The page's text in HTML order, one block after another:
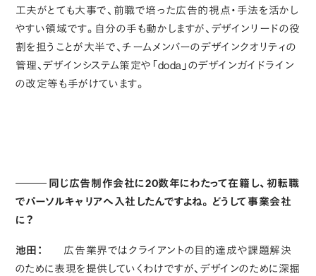
工夫がとても大事で、前職で培った広告的視点・手法を活かし
やすい領域です。自分の手も動かしますが、デザインリードの役
割を担うことが大半で、チームメンバーのデザインクオリティの
管理、デザインシステム策定や「doda」のデザインガイドライン
の改定等も手がけています。
同じ広告制作会社に20数年にわたって在籍し、初転職
でパーソルキャリアへ入社したんですよね。どうして事業会社
に？
池田：
広告業界ではクライアントの目的達成や課題解決
のために表現を提供していくわけですが、デザインのために深掘